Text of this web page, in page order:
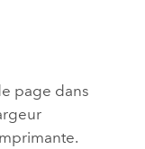
page dans